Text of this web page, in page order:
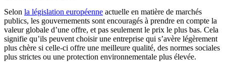
Selon la législation européenne actuelle en matière de marchés
publics, les gouvernements sont encouragés à prendre en compte la
valeur globale d’une offre, et pas seulement le prix le plus bas. Cela
signifie qu’ils peuvent choisir une entreprise qui s’avère légèrement
plus chère si celle-ci offre une meilleure qualité, des normes sociales
plus strictes ou une protection environnementale plus élevée.